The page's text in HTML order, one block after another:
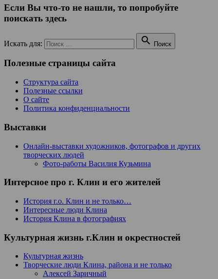
Если Вы что-то не нашли, то попробуйте
поискать здесь
Искать для:  Поиск
Полезные страницы сайта
Структура сайта
Полезные ссылки
О сайте
Политика конфиденциальности
Выставки
Онлайн-выставки художников, фотографов и других
творческих людей
Фото-работы Василия Кузьмина
Интерсное про г. Клин и его жителей
История г.о. Клин и не только…
Интересные люди Клина
История Клина в фотографиях
Культурная жизнь г.Клин и окрестностей
Культурная жизнь
Творческие люди Клина, района и не только
Алексей Заричный